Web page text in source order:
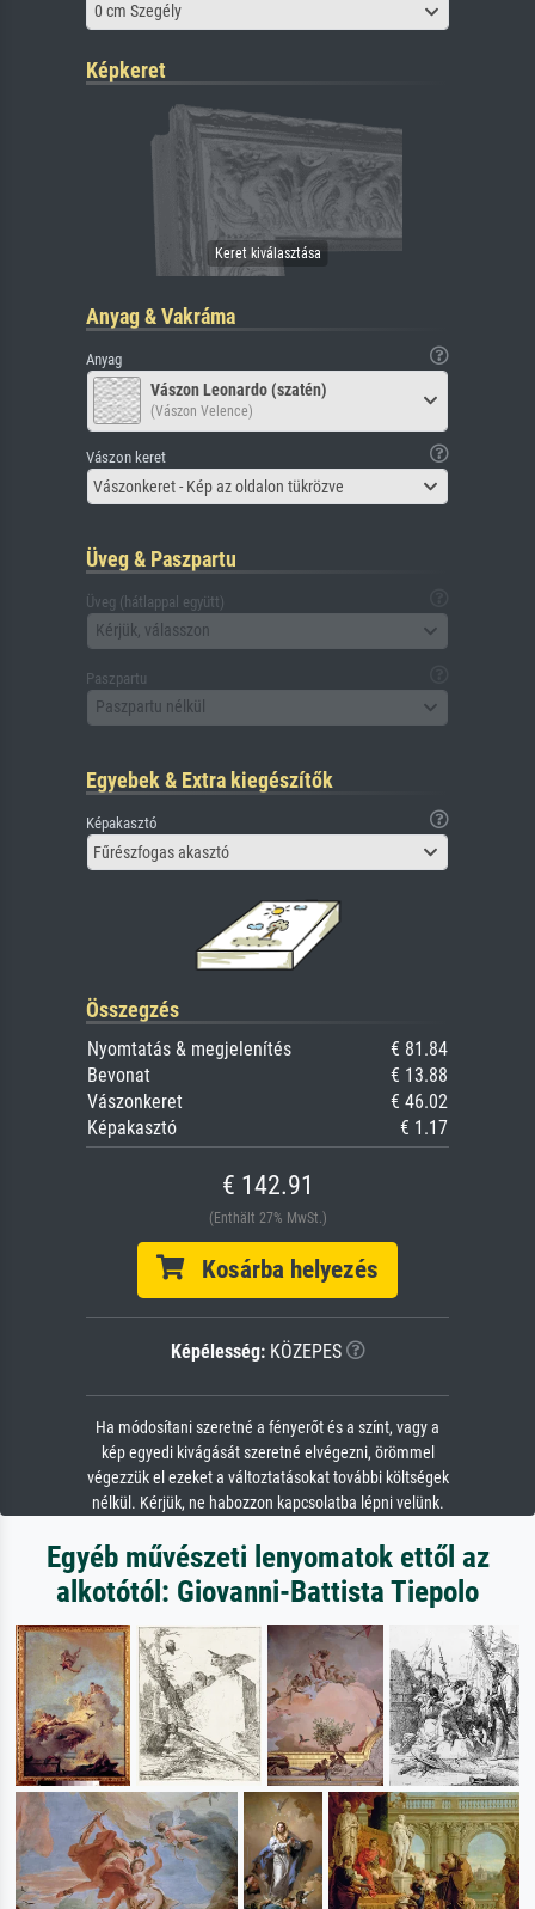
0 cm Szegély
Képkeret
Anyag & Vakráma
Anyag
Vászon Leonardo (szatén)
(Vászon Velence)
Vászon keret
Vászonkeret - Kép az oldalon tükrözve
Üveg & Paszpartu
Üveg (hátlappal együtt)
Kérjük, válasszon
Paszpartu
Paszpartu nélkül
Egyebek & Extra kiegészítők
Képakasztó
Fűrészfogas akasztó
Összegzés
Nyomtatás & megjelenítés
€ 81.84
Bevonat
€ 13.88
Vászonkeret
€ 46.02
Képakasztó
€ 1.17
€ 142.91
(Enthält 27% MwSt.)
Kosárba helyezés
Képélesség:KÖZEPES
Ha módosítani szeretné a fényerőt és a színt, vagy a
kép egyedi kivágását szeretné elvégezni, örömmel
végezzük el ezeket a változtatásokat további költségek
nélkül. Kérjük, ne habozzon kapcsolatba lépni velünk.
Egyéb művészeti lenyomatok ettől az
alkotótól: Giovanni-Battista Tiepolo